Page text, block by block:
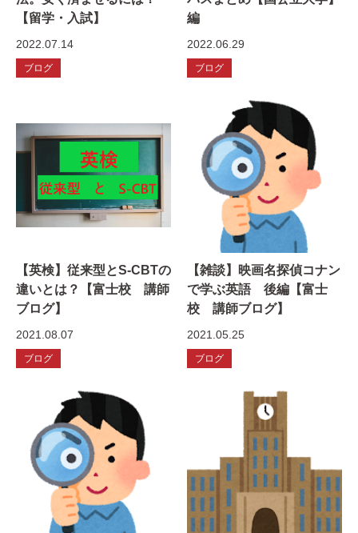
【留学・入試】
2022.07.14
ブログ
編
2022.06.29
ブログ
【英検】従来型とS-CBTの
違いとは？【富士校 講師
ブログ】
2021.08.07
ブログ
【雑談】映画名探偵コナン
で学ぶ英語 後編【富士
校 講師ブログ】
2021.05.25
ブログ